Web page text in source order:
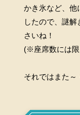
かき氷など、他
したので、謎
さいね！
(※座席数には
それではまた～